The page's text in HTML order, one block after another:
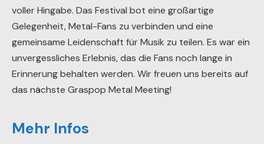
voller Hingabe. Das Festival bot eine großartige
Gelegenheit, Metal-Fans zu verbinden und eine
gemeinsame Leidenschaft für Musik zu teilen. Es war ein
unvergessliches Erlebnis, das die Fans noch lange in
Erinnerung behalten werden. Wir freuen uns bereits auf
das nächste Graspop Metal Meeting!
Mehr Infos